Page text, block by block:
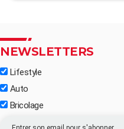
NEWSLETTERS
Lifestyle
Auto
Bricolage